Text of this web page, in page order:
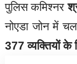
पुलिस कमिश्नर
नोएडा जोन में
377 व्यक्तियों के